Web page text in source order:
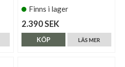
Finns i lager
2.390 SEK
LÄS MER
KÖP